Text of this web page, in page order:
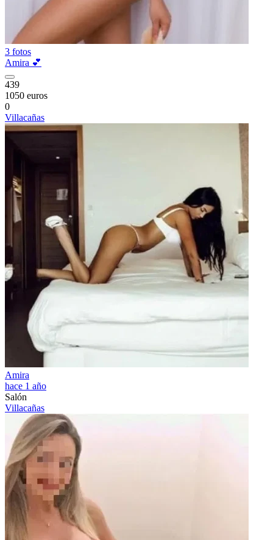
3 fotos
Amira 💕
439
1050 euros
0
Villacañas
Amira
hace 1 año
Salón
Villacañas